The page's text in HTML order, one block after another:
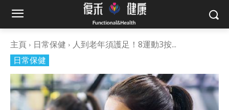
主頁 日常保健
人到老年須護足！8運動3按...
日常保健